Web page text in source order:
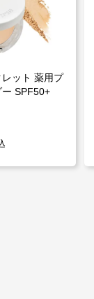
ット 薬用プ
SPF50+